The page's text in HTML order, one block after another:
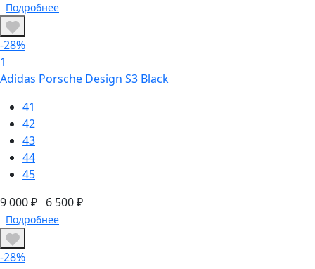
Подробнее
-28%
1
Adidas Porsche Design S3 Black
41
42
43
44
45
9 000 ₽ 6 500 ₽
Подробнее
-28%